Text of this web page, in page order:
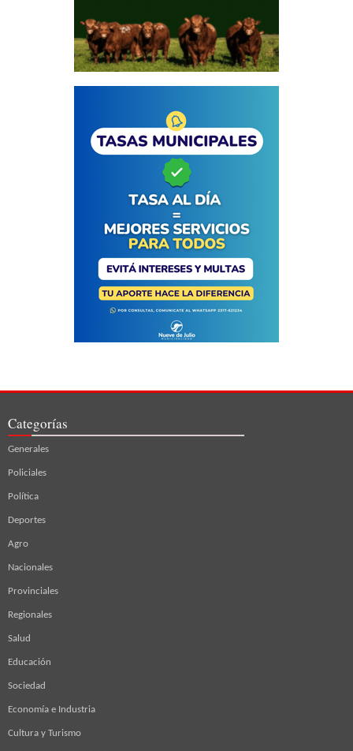
Categorías
Generales
Policiales
Política
Deportes
Agro
Nacionales
Provinciales
Regionales
Salud
Educación
Sociedad
Economía e Industria
Cultura y Turismo